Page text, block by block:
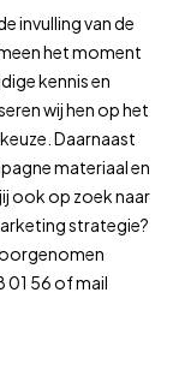
invulling van de
het moment
kennis en
wij hen op het
Daarnaast
materiaal en
ook op zoek naar
strategie?
01 56 of mail